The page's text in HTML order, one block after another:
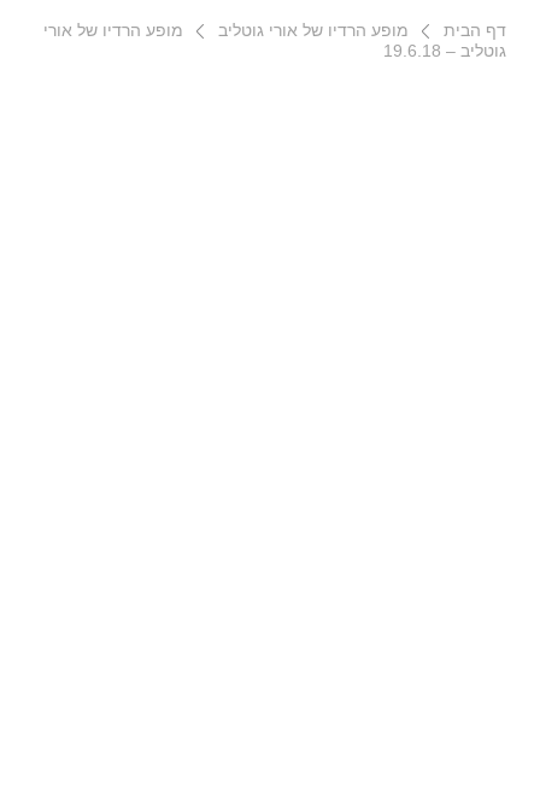
דף הבית מופע הרדיו של אורי גוטליב
מופע הרדיו של אורי
גוטליב – 19.6.18